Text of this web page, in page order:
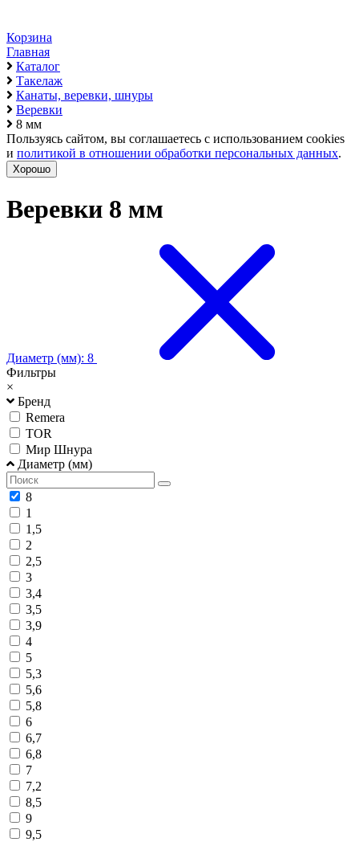
Корзина
Главная
Каталог
Такелаж
Канаты, веревки, шнуры
Веревки
8 мм
Пользуясь сайтом, вы соглашаетесь с использованием cookies
и политикой в отношении обработки персональных данных.
Хорошо
Веревки 8 мм
Диаметр (мм): 8
Фильтры
×
Бренд
Remera
TOR
Мир Шнура
Диаметр (мм)
8
1
1,5
2
2,5
3
3,4
3,5
3,9
4
5
5,3
5,6
5,8
6
6,7
6,8
7
7,2
8,5
9
9,5